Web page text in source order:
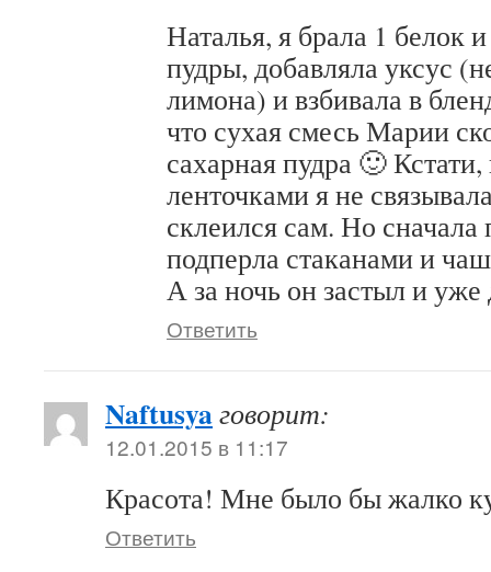
Наталья, я брала 1 белок
пудры, добавляла уксус
лимона) и взбивала в
что сухая смесь Марии
сахарная пудра 🙂
ленточками я не
склеился сам. Но сначала
подперла стаканами и
А за ночь он застыл и
Ответить
Naftusyaговорит:
12.01.2015 в 11:17
Красота! Мне было бы жалко
Ответить